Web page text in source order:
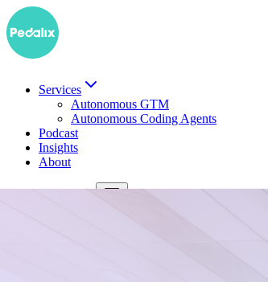
Services
Autonomous GTM
Autonomous Coding Agents
Podcast
Insights
About